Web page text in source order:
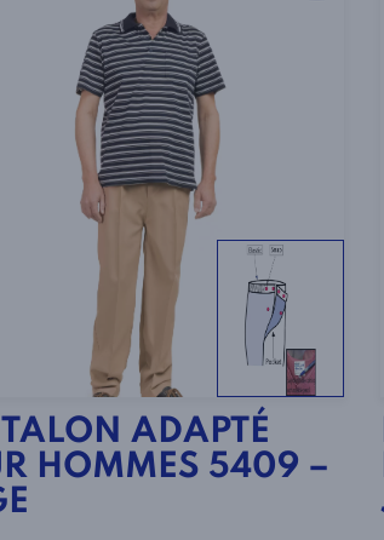
ADAPTÉ
HOMMES 5409 –